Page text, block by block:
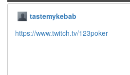
tastemykebab
https://www.twitch.tv/123poker